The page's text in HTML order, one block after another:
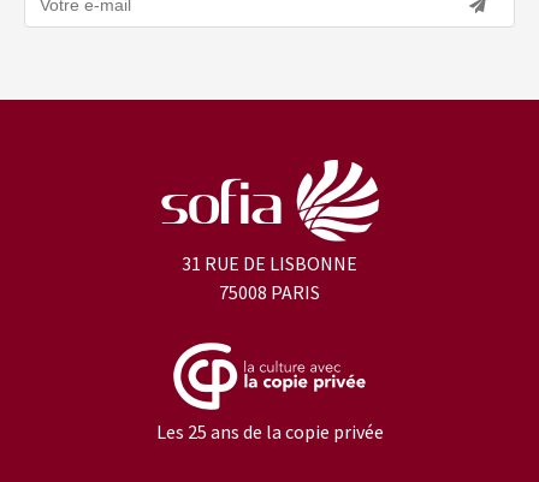
31 RUE DE LISBONNE
75008 PARIS
Les 25 ans de la copie privée